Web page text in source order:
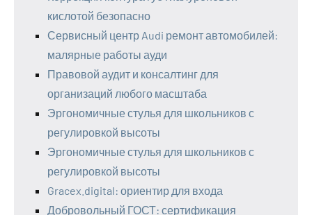
кислотой безопасно
Сервисный центр Audi ремонт автомобилей:
малярные работы ауди
Правовой аудит и консалтинг для
организаций любого масштаба
Эргономичные стулья для школьников с
регулировкой высоты
Эргономичные стулья для школьников с
регулировкой высоты
Gracex.digital: ориентир для входа
Добровольный ГОСТ: сертификация